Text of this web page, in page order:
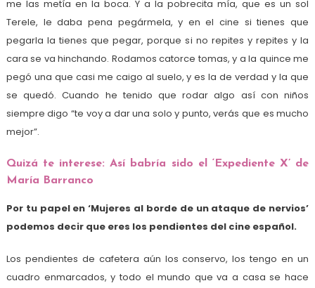
me las metía en la boca. Y a la pobrecita mía, que es un sol
Terele, le daba pena pegármela, y en el cine si tienes que
pegarla la tienes que pegar, porque si no repites y repites y la
cara se va hinchando. Rodamos catorce tomas, y a la quince me
pegó una que casi me caigo al suelo, y es la de verdad y la que
se quedó. Cuando he tenido que rodar algo así con niños
siempre digo “te voy a dar una solo y punto, verás que es mucho
mejor”.
Quizá te interese: Así babría sido el ‘Expediente X’ de
María Barranco
Por tu papel en ‘Mujeres al borde de un ataque de nervios’
podemos decir que eres los pendientes del cine español.
Los pendientes de cafetera aún los conservo, los tengo en un
cuadro enmarcados, y todo el mundo que va a casa se hace